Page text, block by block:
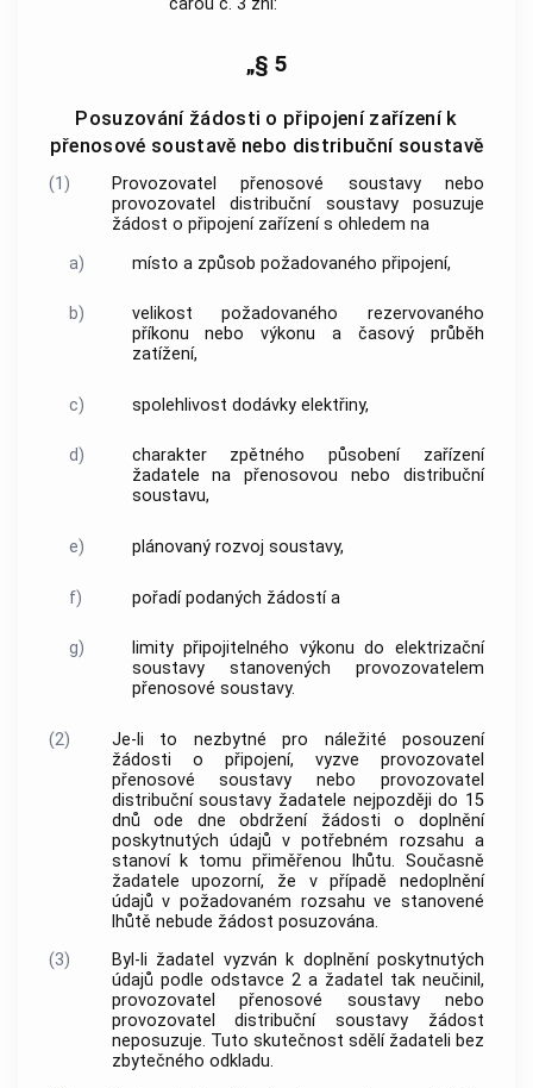
čarou č. 3 zní:
„§ 5
Posuzování žádosti o připojení zařízení k
přenosové soustavě nebo distribuční soustavě
(1)
Provozovatel přenosové soustavy nebo
provozovatel distribuční soustavy posuzuje
žádost o připojení zařízení s ohledem na
a)
místo a způsob požadovaného připojení,
b)
velikost požadovaného rezervovaného
příkonu nebo výkonu a časový průběh
zatížení,
c) spolehlivost dodávky elektřiny,
d)
charakter zpětného působení zařízení
žadatele na přenosovou nebo distribuční
soustavu,
e) plánovaný rozvoj soustavy,
f) pořadí podaných žádostí a
g)
limity připojitelného výkonu do elektrizační
soustavy stanovených provozovatelem
přenosové soustavy.
(2)
Je-li to nezbytné pro náležité posouzení
žádosti o připojení, vyzve provozovatel
přenosové soustavy nebo provozovatel
distribuční soustavy žadatele nejpozději do 15
dnů ode dne obdržení žádosti o doplnění
poskytnutých údajů v potřebném rozsahu a
stanoví k tomu přiměřenou lhůtu. Současně
žadatele upozorní, že v případě nedoplnění
údajů v požadovaném rozsahu ve stanovené
lhůtě nebude žádost posuzována.
(3)
Byl-li žadatel vyzván k doplnění poskytnutých
údajů podle odstavce 2 a žadatel tak neučinil,
provozovatel přenosové soustavy nebo
provozovatel distribuční soustavy žádost
neposuzuje. Tuto skutečnost sdělí žadateli bez
zbytečného odkladu.